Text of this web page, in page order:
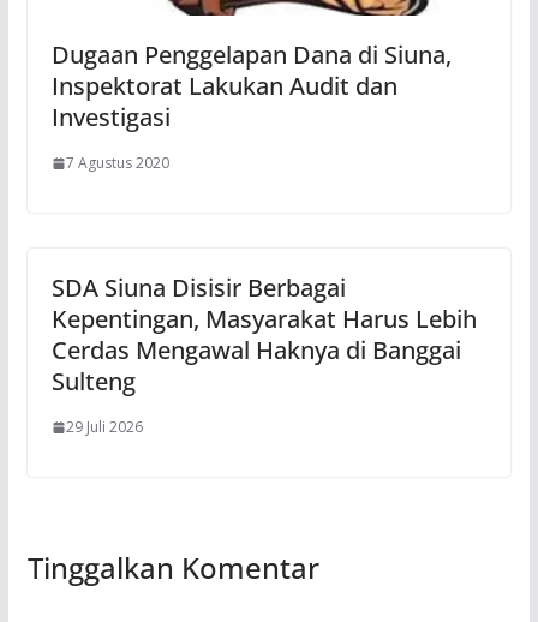
Dugaan Penggelapan Dana di Siuna,
Inspektorat Lakukan Audit dan
Investigasi
7 Agustus 2020
SDA Siuna Disisir Berbagai
Kepentingan, Masyarakat Harus Lebih
Cerdas Mengawal Haknya di Banggai
Sulteng
29 Juli 2026
Tinggalkan Komentar